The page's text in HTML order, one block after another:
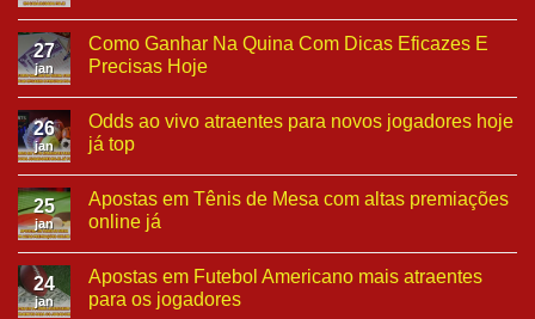
27
jan
Como Ganhar Na Quina Com Dicas Eficazes E
Precisas Hoje
26
jan
Odds ao vivo atraentes para novos jogadores hoje
já top
25
jan
Apostas em Tênis de Mesa com altas premiações
online já
24
jan
Apostas em Futebol Americano mais atraentes
para os jogadores